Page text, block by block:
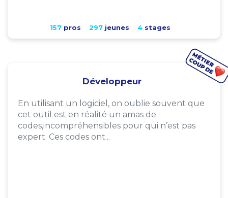
157pros 297jeunes 4stages
Développeur
En utilisant un logiciel, on oublie souvent que
cet outil est en réalité un amas de
codes,incompréhensibles pour qui n’est pas
expert. Ces codes ont...